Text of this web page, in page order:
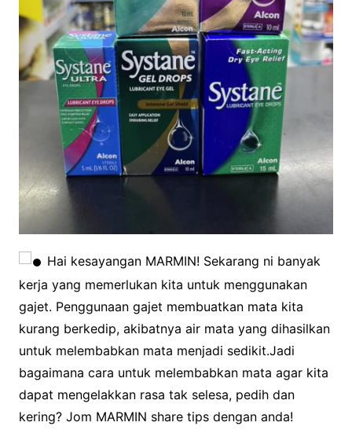
Hai kesayangan MARMIN! Sekarang ni banyak
kerja yang memerlukan kita untuk menggunakan
gajet. Penggunaan gajet membuatkan mata kita
kurang berkedip, akibatnya air mata yang dihasilkan
untuk melembabkan mata menjadi sedikit.Jadi
bagaimana cara untuk melembabkan mata agar kita
dapat mengelakkan rasa tak selesa, pedih dan
kering? Jom MARMIN share tips dengan anda!